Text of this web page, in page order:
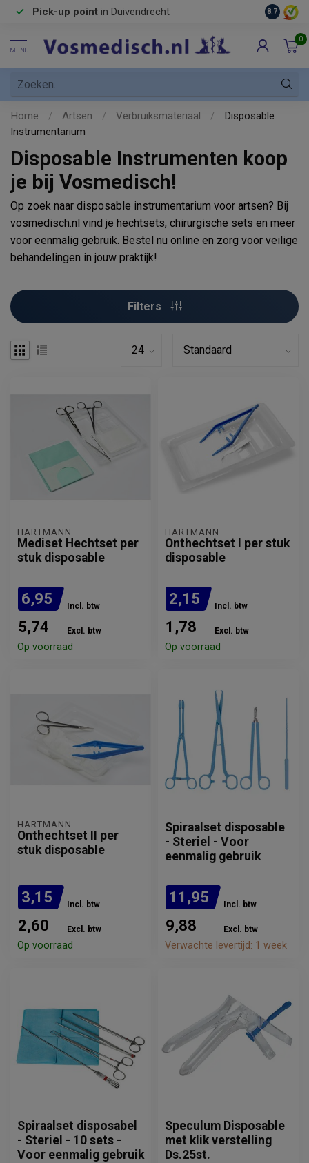
Pick-up point in Duivendrecht 8.7
MENU
0
Home / Artsen / Verbruiksmateriaal /
Disposable
Instrumentarium
Disposable Instrumenten koop
je bij Vosmedisch!
Op zoek naar disposable instrumentarium voor artsen? Bij
vosmedisch.nl vind je hechtsets, chirurgische sets en meer
voor eenmalig gebruik. Bestel nu online en zorg voor veilige
behandelingen in jouw praktijk!
Filters
HARTMANN
Mediset Hechtset per
stuk disposable
6,95 Incl. btw
5,74 Excl. btw
Op voorraad
HARTMANN
Onthechtset I per stuk
disposable
2,15 Incl. btw
1,78 Excl. btw
Op voorraad
HARTMANN
Onthechtset II per
stuk disposable
3,15 Incl. btw
2,60 Excl. btw
Op voorraad
Spiraalset disposable
- Steriel - Voor
eenmalig gebruik
11,95 Incl. btw
9,88 Excl. btw
Verwachte levertijd: 1 week
Spiraalset disposabel
- Steriel - 10 sets -
Voor eenmalig gebruik
Speculum Disposable
met klik verstelling
Ds.25st.